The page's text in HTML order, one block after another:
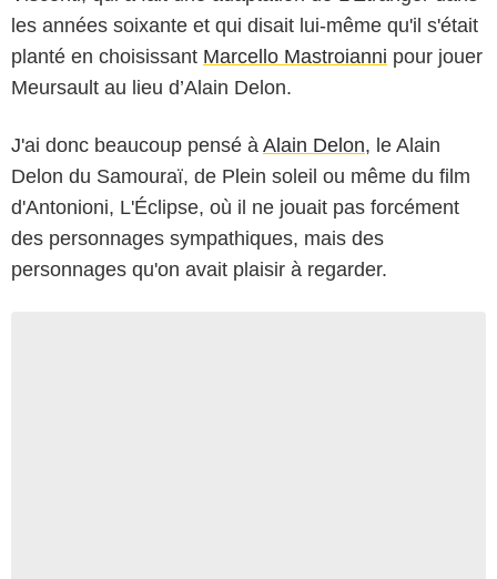
les années soixante et qui disait lui-même qu'il s'était
planté en choisissant Marcello Mastroianni pour jouer
Meursault au lieu d’Alain Delon.
J'ai donc beaucoup pensé à Alain Delon, le Alain
Delon du Samouraï, de Plein soleil ou même du film
d'Antonioni, L'Éclipse, où il ne jouait pas forcément
des personnages sympathiques, mais des
personnages qu'on avait plaisir à regarder.